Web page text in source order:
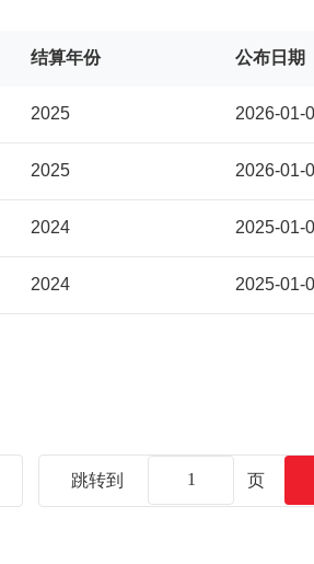
结算年份 公布日期
2025 2026-01-
2025 2026-01-
2024 2025-01-
2024 2025-01-
跳转到 页